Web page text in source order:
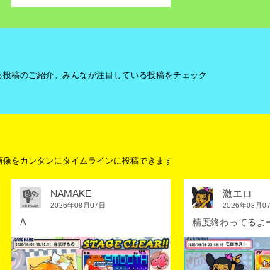
「シーズンイベント2025
2025.08.20
イラストアイデア募集 開
2025.07.15
2025.07.08
麻雀格闘倶楽部 日本プロ
2025.07.02
イラストアイデア募集 開
2025.06.30
「コナクレ 7月ログイン
稿のご紹介。みんなが注目している投稿をチェック
をカンタンにタイムラインに投稿できます
NAMAKE
2026年08月07日
A
激エロ
2026年08月
精度終わってるよ